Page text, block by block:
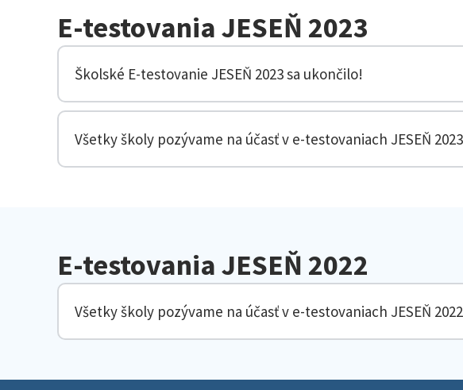
E-testovania JESEŇ 2023
Školské E-testovanie JESEŇ 2023 sa ukončilo!
Všetky školy pozývame na účasť v e-testovaniach JESEŇ
E-testovania JESEŇ 2022
Všetky školy pozývame na účasť v e-testovaniach JESEŇ